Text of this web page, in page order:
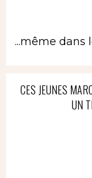
...même dans
CES JEUNES
UN